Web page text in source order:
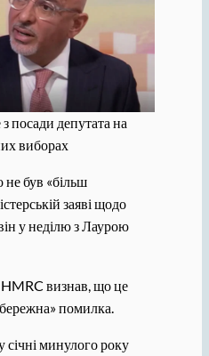
посади депутата на
виборах
не був «більш
заяві щодо
у неділю з Лаурою
визнав, що це
помилка.
січні минулого року